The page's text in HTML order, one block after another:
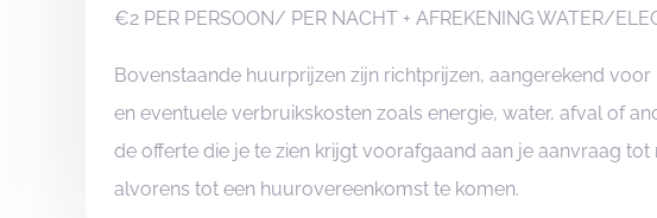
€2 PER PERSOON/ PER NACHT + AFREKENING WATER/
Bovenstaande huurprijzen zijn richtprijzen, aangerekend
en eventuele verbruikskosten zoals energie, water, afval of
de offerte die je te zien krijgt voorafgaand aan je aanvraag
alvorens tot een huurovereenkomst te komen.